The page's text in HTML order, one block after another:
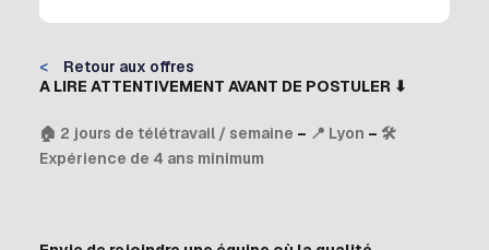
<
Retour aux offres
A LIRE ATTENTIVEMENT AVANT DE POSTULER ⬇
🏠 2 jours de télétravail / semaine – 📍 Lyon – 🛠
Expérience de 4 ans minimum